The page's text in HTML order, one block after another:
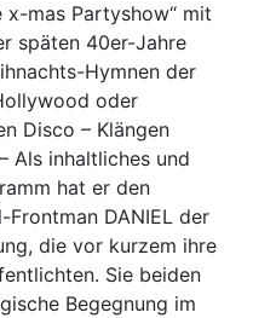
x-mas Partyshow“ mit
späten 40er-Jahre
Hymnen der
oder
Disco – Klängen
Als inhaltliches und
hat er den
DANIEL der
die vor kurzem ihre
Sie beiden
Begegnung im